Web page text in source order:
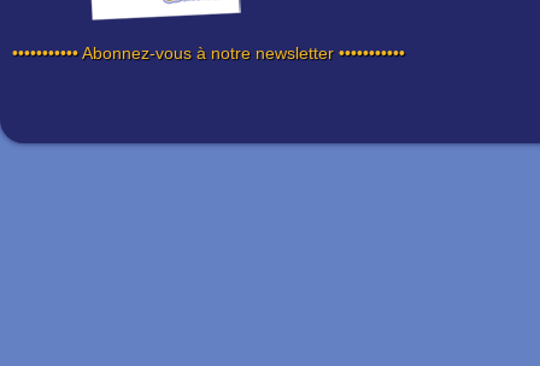
••••••••••• Abonnez-vous à notre newsletter •••••••••••